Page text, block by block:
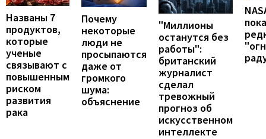
Названы 7
продуктов,
которые
ученые
связывают с
повышенным
риском
развития
рака
Почему
некоторые
люди не
просыпаются
даже от
громкого
шума:
объяснение
"Миллионы
останутся без
работы":
британский
журналист
сделал
тревожный
прогноз об
искусственном
интеллекте